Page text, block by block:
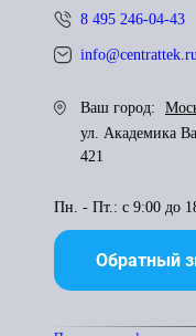
8 495 246-04-43
Ваш город:
ул. Академика
421
Пн. - Пт.: с 9:00 до
Обратный